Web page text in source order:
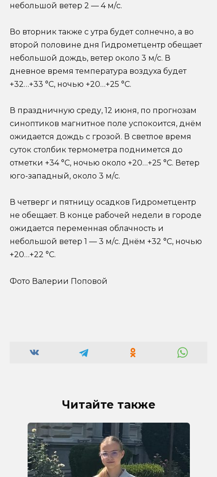
небольшой ветер 2 — 4 м/с.
Во вторник также с утра будет солнечно, а во
второй половине дня Гидрометцентр обещает
небольшой дождь, ветер около 3 м/с. В
дневное время температура воздуха будет
+32…+33 °С, ночью +20…+25 °С.
В праздничную среду, 12 июня, по прогнозам
синоптиков магнитное поле успокоится, днём
ожидается дождь с грозой. В светлое время
суток столбик термометра поднимется до
отметки +34 °С, ночью около +20…+25 °С. Ветер
юго-западный, около 3 м/с.
В четверг и пятницу осадков Гидрометцентр
не обещает. В конце рабочей недели в городе
ожидается переменная облачность и
небольшой ветер 1 — 3 м/с. Днём +32 °С, ночью
+20…+22 °С.
Фото Валерии Поповой
Читайте также